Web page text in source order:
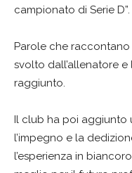
campionato di Serie D”.
Parole che
svolto dall’allenatore
raggiunto.
Il club ha poi aggiunto
l’impegno e la
l’esperienza in